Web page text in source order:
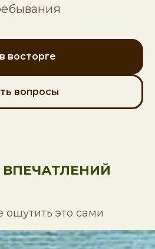
восторге
вопросы
ВПЕЧАТЛЕНИЙ
это сами